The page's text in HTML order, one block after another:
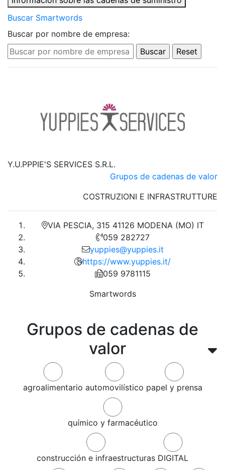
Buscar Smartwords
Buscar por nombre de empresa:
Grupos de cadenas de
valor
agroalimentario automovilístico papel y prensa
químico y farmacéutico
construcción e infraestructuras DIGITAL
Y.U.PPPIE'S SERVICES S.R.L.
Grupos de cadenas de valor
COSTRUZIONI E INFRASTRUTTURE
VIA PESCIA, 315 41126 MODENA (MO) IT
059 282727
yuppies@yuppies.it
https://www.yuppies.it/
059 9781115
Smartwords